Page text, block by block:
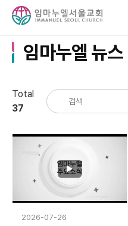
임마누엘 뉴스
Total
37
2026-07-26